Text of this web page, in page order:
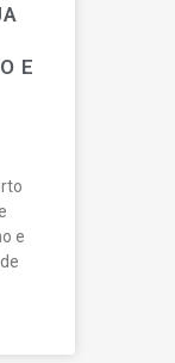
E
e